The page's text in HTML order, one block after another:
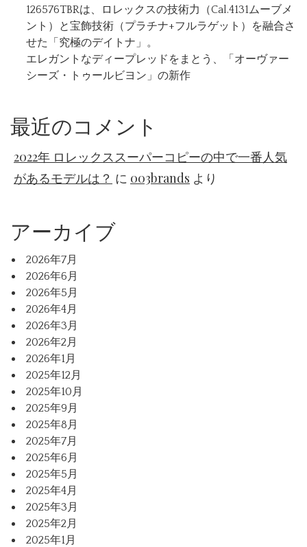
126576TBRは、ロレックスの技術力（Cal.4131ムーブメ
ント）と宝飾技術（プラチナ+フルラゲット）を融合さ
せた「究極のデイトナ」。
エレガントなディープレッドをまとう、「オーヴァー
シーズ・トゥールビヨン」の新作
最近のコメント
2022年 ロレックススーパーコピーの中で一番人気
があるモデルは？ に 003brands より
アーカイブ
2026年7月
2026年6月
2026年5月
2026年4月
2026年3月
2026年2月
2026年1月
2025年12月
2025年10月
2025年9月
2025年8月
2025年7月
2025年6月
2025年5月
2025年4月
2025年3月
2025年2月
2025年1月